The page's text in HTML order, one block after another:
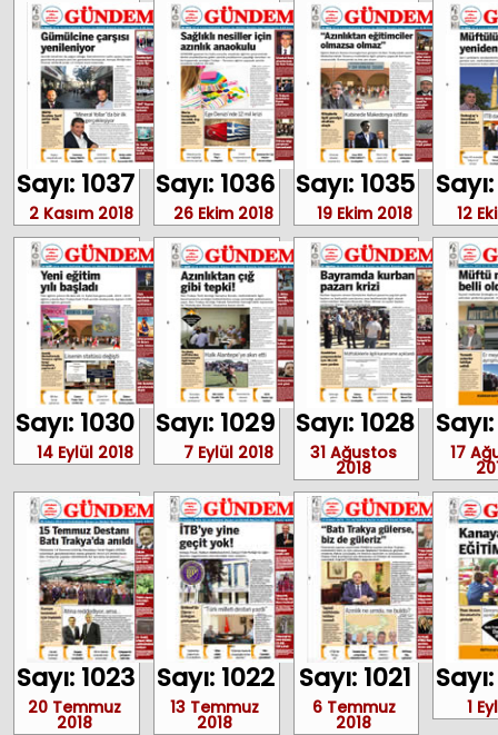
Sayı: 1037
2 Kasım 2018
Sayı: 1036
26 Ekim 2018
Sayı: 1035
19 Ekim 2018 12
Sayı: 1030
14 Eylül 2018
Sayı: 1029
7 Eylül 2018
Sayı: 1028
31 Ağustos
2018
17
Sayı: 1023
20 Temmuz
2018
Sayı: 1022
13 Temmuz
2018
Sayı: 1021
6 Temmuz
2018
1